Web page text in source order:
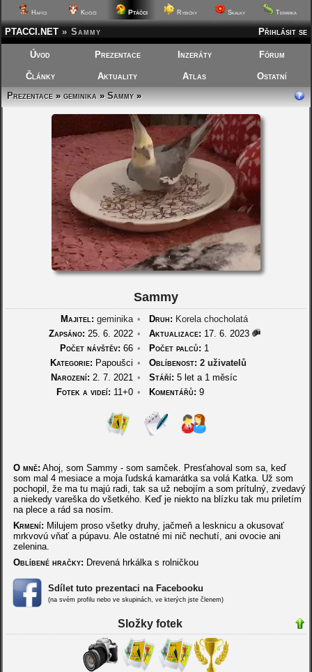
Hafíci Kočičí Ptáčci Rybičky Skalky Terárka
Přihlásit se
PTACCI.NET » Sammy
Úvod Prezentace Inzeráty Fórum
Články Aktuality Atlas
Ostatní
Prezentace»geminika»Sammy»
Sammy
Majitel: geminika • Druh: Korela chocholatá
Zapsáno: 25. 6. 2022 • Aktualizace: 17. 6. 2023
Počet návštěv: 66 • Počet palců: 1
Kategorie: Papoušci • Oblíbenost: 2 uživatelů
Narození: 2. 7. 2021 • Stáří: 5 let a 1 měsíc
Fotek a videí: 11+0 • Komentářů: 9
O mně: Ahoj, som Sammy - som samček. Presťahoval som sa, keď
som mal 4 mesiace a moja ľudská kamarátka sa volá Katka. Už som
pochopil, že ma tu majú radi, tak sa už nebojím a som prítulný, zvedavý
a niekedy vareška do všetkého. Keď je niekto na blízku tak mu priletím
na plece a rád sa nosím.
Krmení: Milujem proso všetky druhy, jačmeň a lesknicu a okusovať
mrkvovú vňať a púpavu. Ale ostatné mi nič nechutí, ani ovocie ani
zelenina.
Oblíbené hračky: Drevená hrkálka s rolničkou
Sdílet tuto prezentaci na Facebooku
(na svém profilu nebo ve skupinách, ve kterých jste členem)
Složky fotek